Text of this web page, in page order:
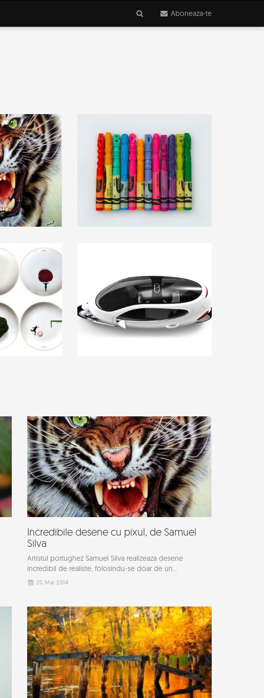
Aboneaza-te
Incredibile desene cu pixul, de Samuel
Silva
Artistul portughez Samuel Silva realizeaza desene
incredibil de realiste, folosindu-se doar de un...
20 Mai 2014